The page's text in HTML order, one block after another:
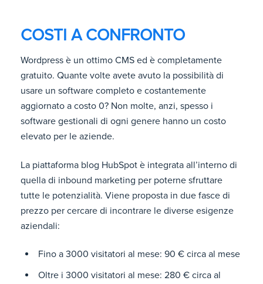
COSTI A CONFRONTO
Wordpress è un ottimo CMS ed è completamente
gratuito. Quante volte avete avuto la possibilità di
usare un software completo e costantemente
aggiornato a costo 0? Non molte, anzi, spesso i
software gestionali di ogni genere hanno un costo
elevato per le aziende.
La piattaforma blog HubSpot è integrata all’interno di
quella di inbound marketing per poterne sfruttare
tutte le potenzialità. Viene proposta in due fasce di
prezzo per cercare di incontrare le diverse esigenze
aziendali:
Fino a 3000 visitatori al mese: 90 € circa al mese
Oltre i 3000 visitatori al mese: 280 € circa al